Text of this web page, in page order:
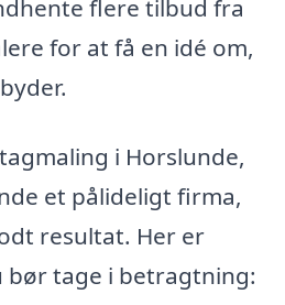
flere tilbud fra
for at få en idé om,
i Horslunde,
et pålideligt firma,
resultat. Her er
bør tage i betragtning: